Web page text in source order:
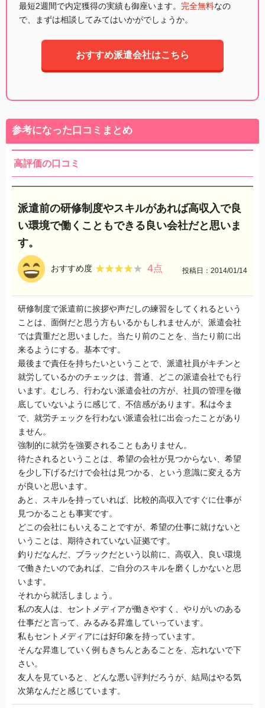
最短2週間で内定獲得の実績も御座います。 完全無料なの
で、まずは相談してみてはいかがでしょうか。
おすすめ派遣会社はこちら
参考になった口コミまとめ
高評価の口コミ
派遣前の研修制度やスキルがあれば高収入で良
い環境で働くこともできる良い会社だと思いま
す。
おすすめ度 ★★★★★
★★★★★ 4点 投稿日：2014/01/14
研修制度で派遣前に挨拶や声だしの練習をしてくれるという
ことは、面倒だと思う方もいるかもしれませんが、派遣会社
では貴重だと思いました。当たり前のことを、当たり前に出
来るようにする。基本です。
最後まで責任を持ちたいということで、派遣社員がキチンと
就労しているかのチェックは、普通、どこの派遣会社でも行
います。むしろ、行わない派遣会社の方が、社員の管理を徹
底していないように感じて、不信感があります。私は今ま
で、就労チェックを行わない派遣会社に出会ったことがあり
ません。
強制的に就労を強要されることもありません。
待たされるということは、希望の会社が見つからない、希望
を少し下げるだけで会社は見つかる、という意識に変える方
が良いと思います。
あと、スキルを持っていれば、比較的高収入ですぐに仕事が
見つかることも事実です。
どこの会社にもいえることですが、希望の仕事に就けないと
いうことは、期待されていない証拠です。
釣りだなんだ、ブラックだという以前に、高収入、良い環境
で働きたいのであれば、ご自分のスキルを磨くしかないと思
います。
それから就活しましょう。
私の友人は、セントメディアが働きやすく、やりがいのある
仕事だと言って、みるみる昇進していっています。
私もセントメディアには好印象を持っています。
そんな昇進していく例もきちんとあることを、忘れないで下
さい。
友人を見ていると、どんな悪い評判だろうが、結局はやる気
次第なんだと感じています。